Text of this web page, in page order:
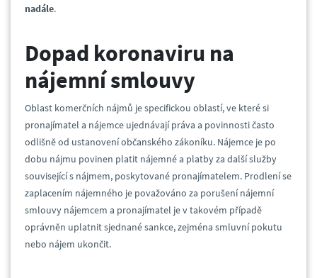
nadále.
Dopad koronaviru na
nájemní smlouvy
Oblast komerčních nájmů je specifickou oblastí, ve které si
pronajímatel a nájemce ujednávají práva a povinnosti často
odlišně od ustanovení občanského zákoníku. Nájemce je po
dobu nájmu povinen platit nájemné a platby za další služby
související s nájmem, poskytované pronajímatelem. Prodlení se
zaplacením nájemného je považováno za porušení nájemní
smlouvy nájemcem a pronajímatel je v takovém případě
oprávněn uplatnit sjednané sankce, zejména smluvní pokutu
nebo nájem ukončit.